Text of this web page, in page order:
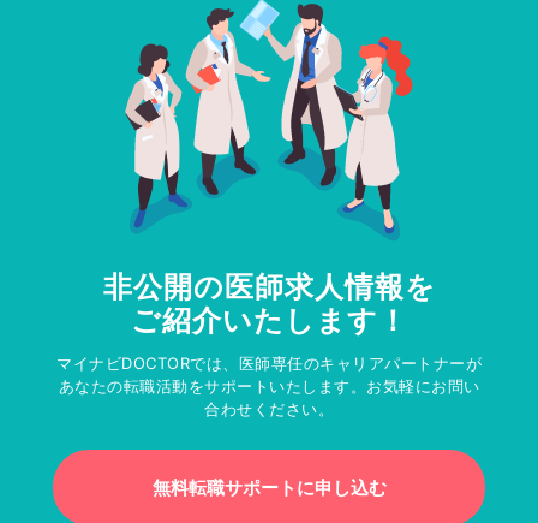
非公開の医師求人情報を
ご紹介いたします！
マイナビDOCTORでは、医師専任のキャリアパートナーが
あなたの転職活動をサポートいたします。お気軽にお問い
合わせください。
無料転職サポートに申し込む